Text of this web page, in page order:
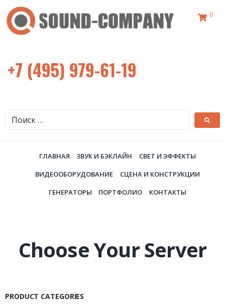
0
+7 (495) 979-61-19
ГЛАВНАЯ ЗВУК И БЭКЛАЙН
СВЕТ И ЭФФЕКТЫ
ВИДЕООБОРУДОВАНИЕ
СЦЕНА И КОНСТРУКЦИИ
ГЕНЕРАТОРЫ
ПОРТФОЛИО КОНТАКТЫ
Choose Your Server
PRODUCT CATEGORIES